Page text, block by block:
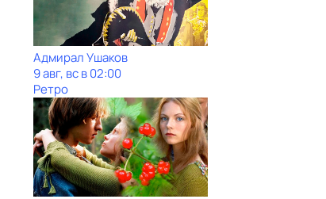
Адмирал Ушаков
9 авг, вс в 02:00
Ретро